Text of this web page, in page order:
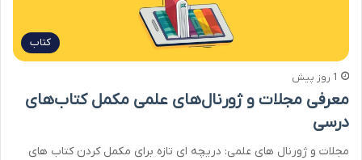
کتاب
1 روز پیش
معرفی مجلات و ژورنال‌های علمی مکمل کتاب‌های
درسی
مجلات و ژورنال های علمی: دریچه ای تازه برای مکمل کردن کتاب های